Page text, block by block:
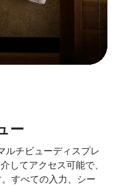
ー
チビューディスプレ
してアクセス可能で、
すべての入力、シー